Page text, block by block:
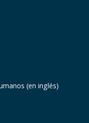
(en inglés)